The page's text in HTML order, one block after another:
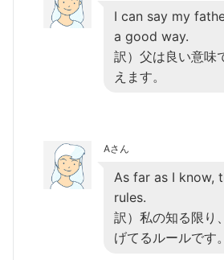
I can say my
a good way.
訳）父は良い意味
えます。
Aさん
As far as I know,
rules.
訳）私の知る限り
げてるルールです。